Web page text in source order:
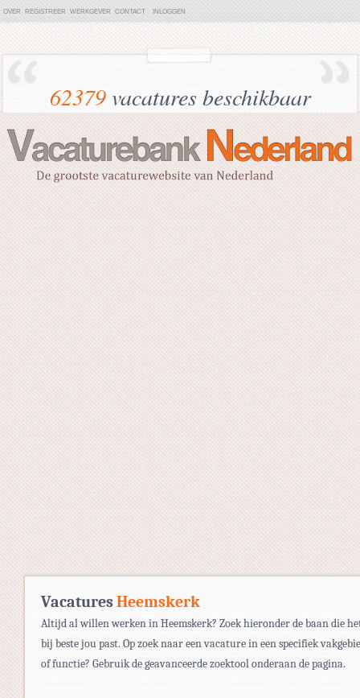
OVER REGISTREER WERKGEVER CONTACT INLOGGEN
62379vacatures beschikbaar
VacaturesHeemskerk
Altijd al willen werken in Heemskerk? Zoek hieronder de baan die
bij beste jou past. Op zoek naar een vacature in een specifiek
of functie? Gebruik de geavanceerde zoektool onderaan de pagina.